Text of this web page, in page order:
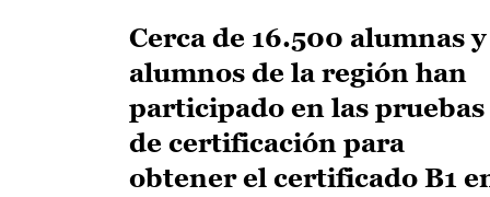
Cerca de 16.500 alumnas y
alumnos de la región han
participado en las pruebas
de certificación para
obtener el certificado B1